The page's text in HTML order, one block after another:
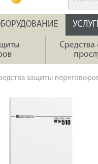
защиты